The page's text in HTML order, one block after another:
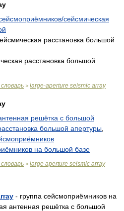
сейсмическая
расстановка большой
расстановка большой
> large-aperture seismic array
решётка с большой
большой апертуры
на большой базе
> large aperture seismic array
- группа сейсмоприёмников на
антенная решётка с большой